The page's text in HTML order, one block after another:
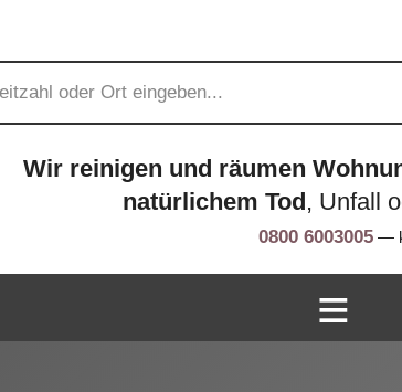
Wir reinigen und räumen
natürlichem Tod, Unfall
0800 6003005 —